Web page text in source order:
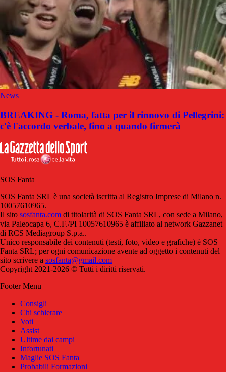
News
BREAKING - Roma, fatta per il rinnovo di Pellegrini:
c'è l'accordo verbale, fino a quando firmerà
SOS Fanta
SOS Fanta SRL è una società iscritta al Registro Imprese di Milano n.
10057610965.
Il sito sosfanta.com di titolarità di SOS Fanta SRL, con sede a Milano,
via Paleocapa 6, C.F./PI 10057610965 è affiliato al network Gazzanet
di RCS Mediagroup S.p.a..
Unico responsabile dei contenuti (testi, foto, video e grafiche) è SOS
Fanta SRL; per ogni comunicazione avente ad oggetto i contenuti del
sito scrivere a sosfanta@gmail.com
Copyright 2021-2026 © Tutti i diritti riservati.
Footer Menu
Consigli
Chi schierare
Voti
Assist
Ultime dai campi
Infortunati
Maglie SOS Fanta
Probabili Formazioni